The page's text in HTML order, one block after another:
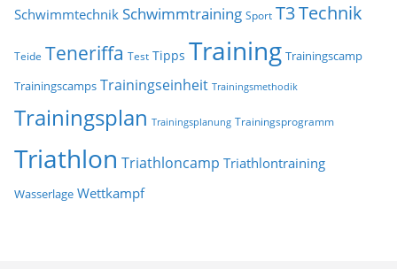
Schwimmtechnik Schwimmtraining Sport T3Technik
Teide Teneriffa Test Tipps Training Trainingscamp
Trainingscamps Trainingseinheit Trainingsmethodik
Trainingsplan Trainingsplanung Trainingsprogramm
Triathlon Triathloncamp Triathlontraining
Wasserlage Wettkampf